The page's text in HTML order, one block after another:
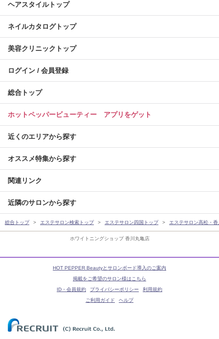
ホワイトニングショップ 香川丸亀店
ヘアスタイルトップ
ネイルカタログトップ
美容クリニックトップ
ログイン / 会員登録
総合トップ
ホットペッパービューティー アプリをゲット
近くのエリアから探す
オススメ特集から探す
関連リンク
近隣のサロンから探す
総合トップ エステサロン検索トップ エステサロン四国トップ エステサロン高松・
HOT PEPPER Beautyとサロンボード導入のご案内
掲載をご希望のサロン様はこちら
ID・会員規約
プライバシーポリシー
利用規約
ご利用ガイド
ヘルプ